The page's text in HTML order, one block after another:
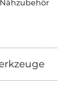
Nähzubehör